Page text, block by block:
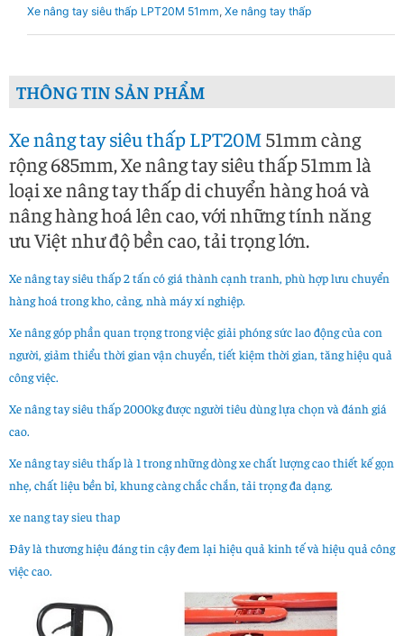
Xe nâng tay siêu thấp LPT20M 51mm, Xe nâng tay thấp
THÔNG TIN SẢN PHẨM
Xe nâng tay siêu thấp LPT20M51mm càng
rộng 685mm, Xe nâng tay siêu thấp 51mm là
loại xe nâng tay thấp di chuyển hàng hoá và
nâng hàng hoá lên cao, với những tính năng
ưu Việt như độ bền cao, tải trọng lớn.
Xe nâng tay siêu thấp 2 tấn có giá thành cạnh tranh, phù hợp lưu chuyển
hàng hoá trong kho, cảng, nhà máy xí nghiệp.
Xe nâng góp phần quan trọng trong việc giải phóng sức lao động của con
người, giảm thiểu thời gian vận chuyển, tiết kiệm thời gian, tăng hiệu quả
công việc.
Xe nâng tay siêu thấp 2000kg được người tiêu dùng lựa chọn và đánh giá
cao.
Xe nâng tay siêu thấp là 1 trong những dòng xe chất lượng cao thiết kế gọn
nhẹ, chất liệu bền bỉ, khung càng chắc chắn, tải trọng đa dạng.
xe nang tay sieu thap
Đây là thương hiệu đáng tin cậy đem lại hiệu quả kinh tế và hiệu quả công
việc cao.